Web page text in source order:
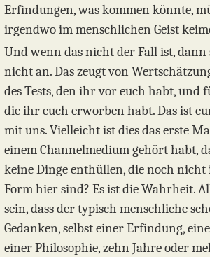
Erfindungen, was kommen könnte,
irgendwo im menschlichen Geist
Und wenn das nicht der Fall ist, dann
nicht an. Das zeugt von
des Tests, den ihr vor euch habt, und
die ihr euch erworben habt. Das ist
mit uns. Vielleicht ist dies das erste
einem Channelmedium gehört habt,
keine Dinge enthüllen, die noch
Form hier sind? Es ist die Wahrheit.
sein, dass der typisch menschliche
Gedanken, selbst einer Erfindung,
einer Philosophie, zehn Jahre oder